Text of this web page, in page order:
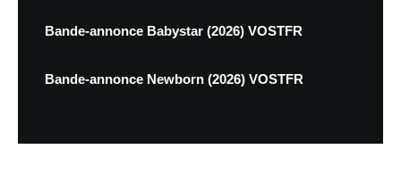
Bande-annonce Babystar (2026) VOSTFR
Bande-annonce Newborn (2026) VOSTFR